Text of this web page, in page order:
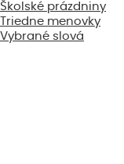
Školské prázdniny
Triedne menovky
Vybrané slová